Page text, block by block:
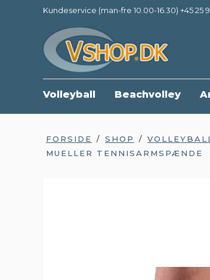
Kundeservice (man-fre 10.00-16.30) +45 25
Volleyball Beachvolley
FORSIDE / SHOP /
MUELLER TENNISARMSPÆNDE